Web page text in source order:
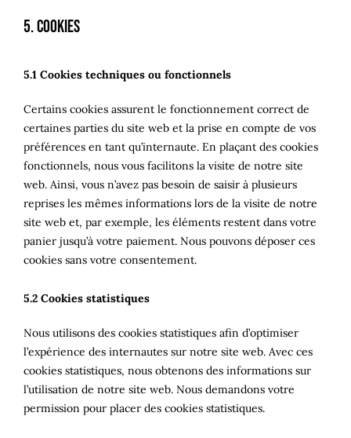
5. Cookies
5.1 Cookies techniques ou fonctionnels
Certains cookies assurent le fonctionnement correct de
certaines parties du site web et la prise en compte de vos
préférences en tant qu’internaute. En plaçant des cookies
fonctionnels, nous vous facilitons la visite de notre site
web. Ainsi, vous n’avez pas besoin de saisir à plusieurs
reprises les mêmes informations lors de la visite de notre
site web et, par exemple, les éléments restent dans votre
panier jusqu’à votre paiement. Nous pouvons déposer ces
cookies sans votre consentement.
5.2 Cookies statistiques
Nous utilisons des cookies statistiques afin d’optimiser
l’expérience des internautes sur notre site web. Avec ces
cookies statistiques, nous obtenons des informations sur
l’utilisation de notre site web. Nous demandons votre
permission pour placer des cookies statistiques.